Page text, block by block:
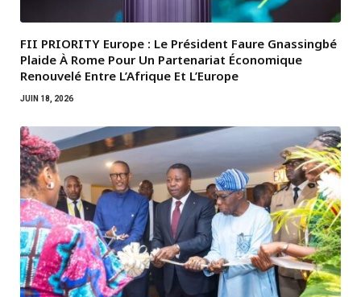
FII PRIORITY Europe : Le Président Faure Gnassingbé
Plaide À Rome Pour Un Partenariat Économique
Renouvelé Entre L’Afrique Et L’Europe
JUIN 18, 2026